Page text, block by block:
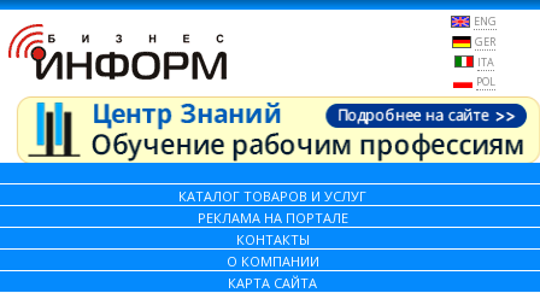
ENG
GER
ITA
POL
КАТАЛОГ ТОВАРОВ И УСЛУГ
РЕКЛАМА НА ПОРТАЛЕ
КОНТАКТЫ
О КОМПАНИИ
КАРТА САЙТА